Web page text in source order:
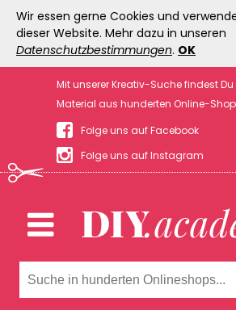
Wir essen gerne Cookies und
dieser Website. Mehr dazu in unseren
Datenschutzbestimmungen. OK
Mit unserer Kreativ-Suche findest
Material aus hunderten Online-
Folge uns auf Facebook
Folge uns auf Instagram